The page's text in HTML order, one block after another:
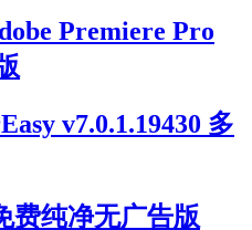
Premiere Pro
v7.0.1.19430 多
费纯净无广告版